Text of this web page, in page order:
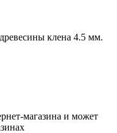
клена 4.5 мм.
магазина и может